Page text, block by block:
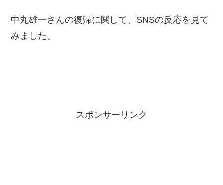
中丸雄一さんの復帰に関して、SNSの反応を見て
みました。
スポンサーリンク